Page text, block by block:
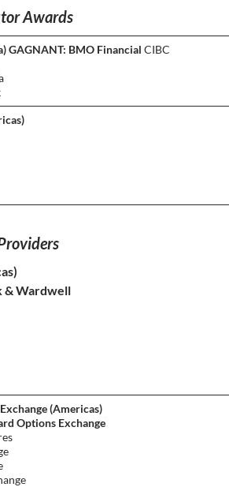
Awards
GAGNANT: BMO Financial CIBC
& Wardwell
(Americas)
Options Exchange